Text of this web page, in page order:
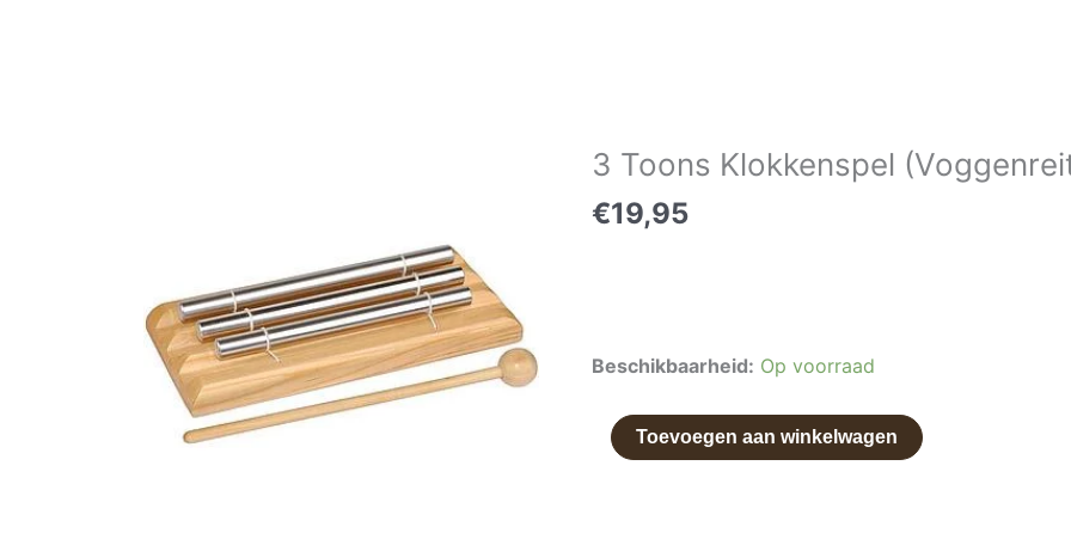
3 Toons Klokkenspel
€19,95
Beschikbaarheid: Op voorraad
3
Klokkenspel
Toevoegen aan winkelwagen